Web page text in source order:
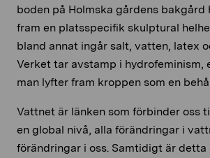
boden på Holmska gårdens bakgård
fram en platsspecifik skulptural
bland annat ingår salt, vatten, latex
Verket tar avstamp i hydrofeminism,
man lyfter fram kroppen som en
Vattnet är länken som förbinder oss
en global nivå, alla förändringar i
förändringar i oss. Samtidigt är detta